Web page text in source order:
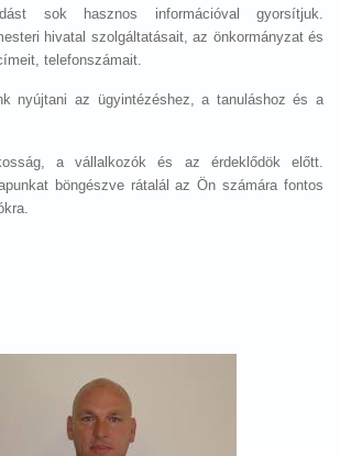
sok hasznos információval gyorsítjuk.
hivatal szolgáltatásait, az önkormányzat és
telefonszámait.
nyújtani az ügyintézéshez, a tanuláshoz és a
a vállalkozók és az érdeklődök előtt.
böngészve rátalál az Ön számára fontos